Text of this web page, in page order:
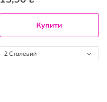
Купити
2 Сталевий